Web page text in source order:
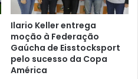
Ilario Keller entrega
moção à Federação
Gaúcha de Eisstocksport
pelo sucesso da Copa
América